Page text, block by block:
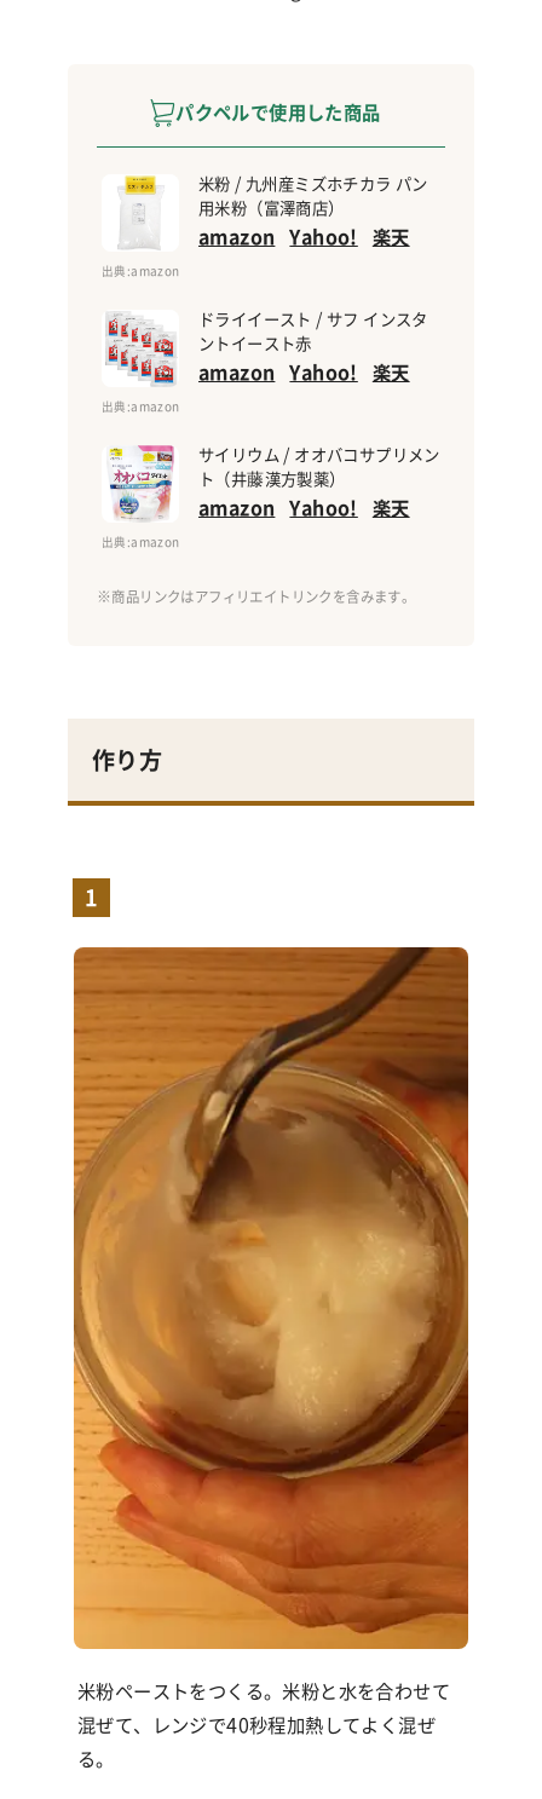
パクペルで使用した商品
米粉 / 九州産ミズホチカラ パン
用米粉（富澤商店）
amazon Yahoo! 楽天
出典 :amazon
ドライイースト / サフ インスタ
ントイースト赤
amazon Yahoo! 楽天
出典 :amazon
サイリウム / オオバコサプリメン
ト（井藤漢方製薬）
amazon Yahoo! 楽天
出典 :amazon
作り方
1
米粉ペーストをつくる。米粉と水を合わせて
混ぜて、レンジで40秒程加熱してよく混ぜ
る。